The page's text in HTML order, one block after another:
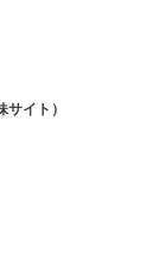
サイト）